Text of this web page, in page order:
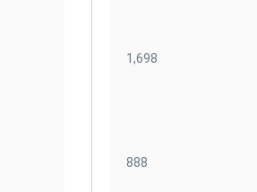
p
1,698
888